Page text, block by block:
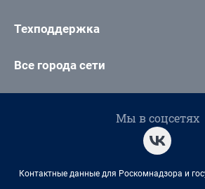
Техподдержка
Все города сети
Мы в соцсетях
Контактные данные для Роскомнадзора и